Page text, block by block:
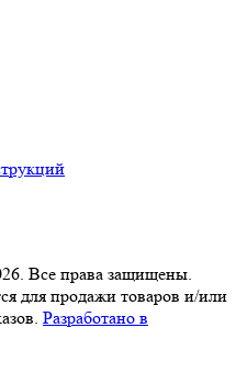
Все права защищены.
для продажи товаров и/или
Разработано в